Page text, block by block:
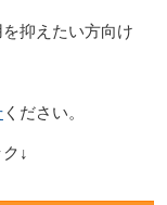
抑えたい方向け
ください。
↓